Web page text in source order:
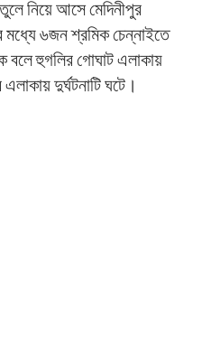
নিয়ে আসে মেদিনীপুর
৬জন শ্রমিক চেন্নাইতে
বলে হুগলির গোঘাট এলাকায়
দুর্ঘটনাটি ঘটে।